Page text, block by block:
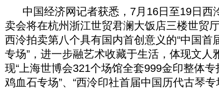
中国经济网记者获悉，7月16日至19日西
卖会将在杭州浙江世贸君澜大饭店三楼世贸
西泠拍卖第八个具有国内首创意义的“中国首
专场”，进一步融艺术收藏于生活，体现文人
现“上海世博会321个场馆全套999金印整体专
鸡血石专场”、“西泠印社首届中国历代古琴